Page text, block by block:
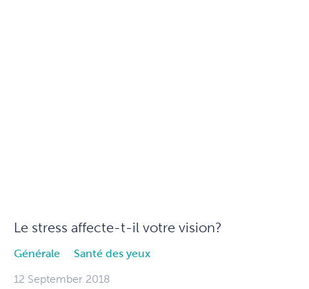
Le stress affecte-t-il votre vision?
Générale Santé des yeux
12 September 2018